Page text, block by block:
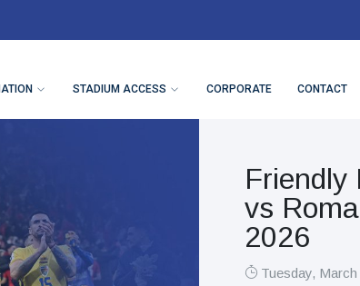
STADIUM ACCESS CORPORATE CONTACT
Friendly
vs
2026
Tuesday,